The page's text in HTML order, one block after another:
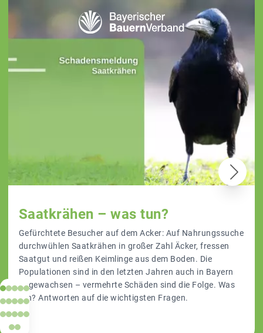
Saatkrähen – was tun?
Gefürchtete Besucher auf dem Acker: Auf Nahrungssuche
durchwühlen Saatkrähen in großer Zahl Äcker, fressen
Saatgut und reißen Keimlinge aus dem Boden. Die
Populationen sind in den letzten Jahren auch in Bayern
angewachsen – vermehrte Schäden sind die Folge. Was
tun? Antworten auf die wichtigsten Fragen.